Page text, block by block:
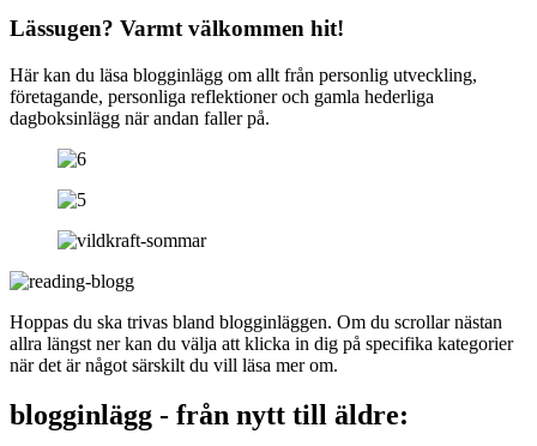
Lässugen? Varmt välkommen hit!
Här kan du läsa blogginlägg om allt från personlig utveckling,
företagande, personliga reflektioner och gamla hederliga
dagboksinlägg när andan faller på.
Hoppas du ska trivas bland blogginläggen. Om du scrollar nästan
allra längst ner kan du välja att klicka in dig på specifika kategorier
när det är något särskilt du vill läsa mer om.
blogginlägg - från nytt till äldre: